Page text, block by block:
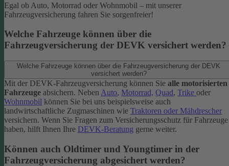
Egal ob Auto, Motorrad oder Wohnmobil – mit unserer
Fahrzeugversicherung fahren Sie sorgenfreier!
Welche Fahrzeuge können über die
Fahrzeugversicherung der DEVK versichert werden?
Welche Fahrzeuge können über die Fahrzeugversicherung der DEVK
versichert werden?
Mit der DEVK-Fahrzeugversicherung können Sie alle motorisierten
Fahrzeuge absichern. Neben Auto, Motorrad, Quad, Trike oder
Wohnmobil können Sie bei uns beispielsweise auch
landwirtschaftliche Zugmaschinen wie Traktoren oder Mähdrescher
versichern. Wenn Sie Fragen zum Versicherungsschutz für Fahrzeuge
haben, hilft Ihnen Ihre DEVK-Beratung gerne weiter.
Können auch Oldtimer und Youngtimer in der
Fahrzeugversicherung abgesichert werden?